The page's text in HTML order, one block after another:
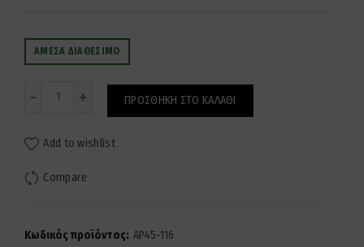
ΆΜΕΣΑ ΔΙΑΘΈΣΙΜΟ
ΠΡΟΣΘΉΚΗ ΣΤΟ ΚΑΛΆΘΙ
Add to wishlist
Compare
Κωδικός προϊόντος: AP45-116